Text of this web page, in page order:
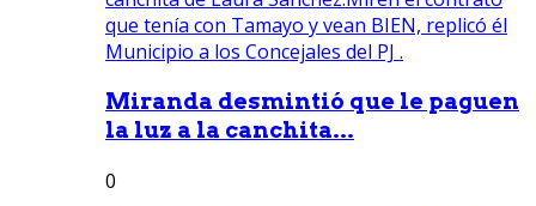
Miranda desmintió que le paguen
la luz a la canchita...
0